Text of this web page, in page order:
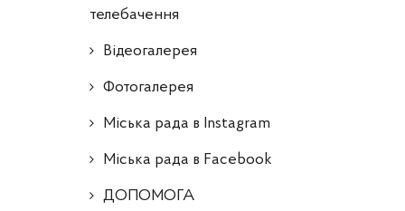
телебачення
Відеогалерея
Фотогалерея
Міська рада в Instagram
Міська рада в Facebook
ДОПОМОГА